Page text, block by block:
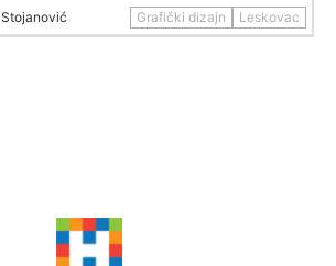
Grafički dizajn Leskovac